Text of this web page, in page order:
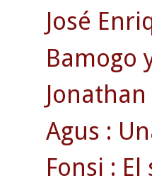
José
Bamogo
Agus :
Fonsi :